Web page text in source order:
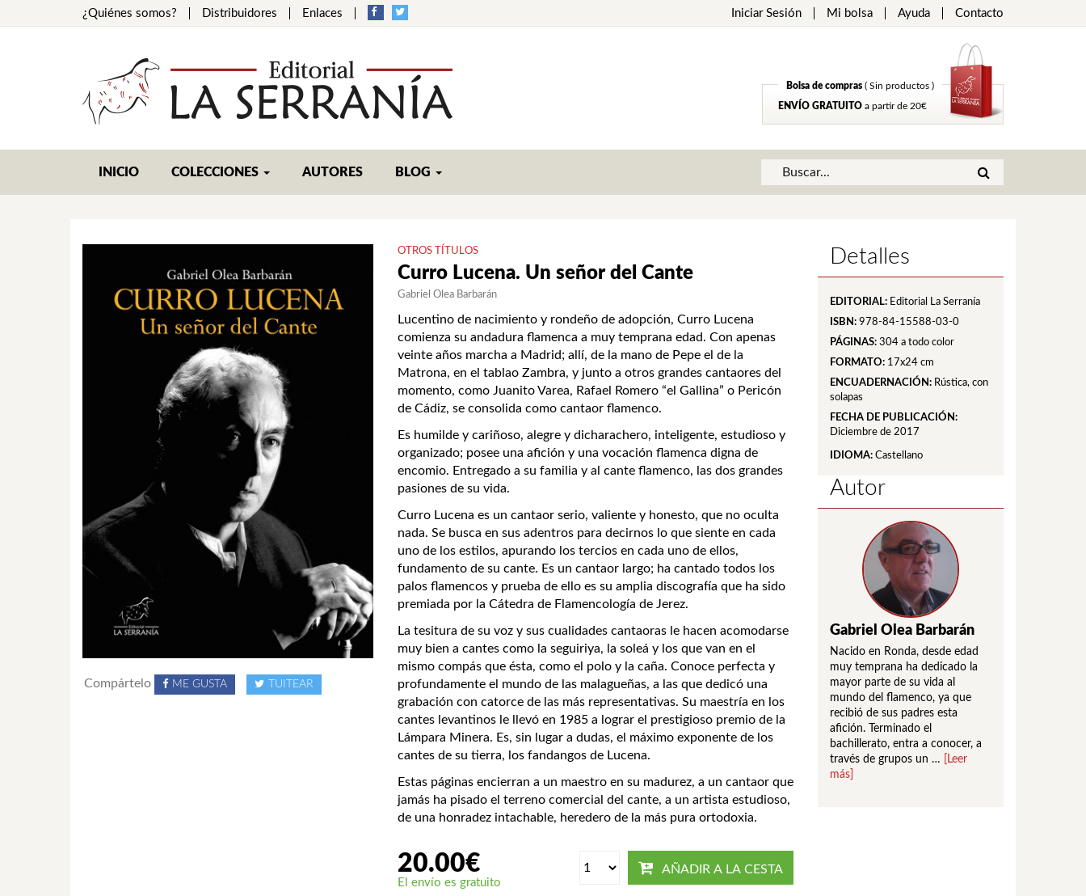
¿Quiénes somos? Distribuidores Enlaces Iniciar Sesión Mi bolsa Ayuda Contacto
Bolsa de compras ( Sin productos )
ENVÍO GRATUITO a partir de 20€
INICIO COLECCIONES AUTORES BLOG
Compártelo ME GUSTA TUITEAR
OTROS TÍTULOS
Curro Lucena. Un señor del Cante
Gabriel Olea Barbarán
Lucentino de nacimiento y rondeño de adopción, Curro Lucena
comienza su andadura flamenca a muy temprana edad. Con apenas
veinte años marcha a Madrid; allí, de la mano de Pepe el de la
Matrona, en el tablao Zambra, y junto a otros grandes cantaores del
momento, como Juanito Varea, Rafael Romero “el Gallina” o Pericón
de Cádiz, se consolida como cantaor flamenco.
Es humilde y cariñoso, alegre y dicharachero, inteligente, estudioso y
organizado; posee una afición y una vocación flamenca digna de
encomio. Entregado a su familia y al cante flamenco, las dos grandes
pasiones de su vida.
Curro Lucena es un cantaor serio, valiente y honesto, que no oculta
nada. Se busca en sus adentros para decirnos lo que siente en cada
uno de los estilos, apurando los tercios en cada uno de ellos,
fundamento de su cante. Es un cantaor largo; ha cantado todos los
palos flamencos y prueba de ello es su amplia discografía que ha sido
premiada por la Cátedra de Flamencología de Jerez.
La tesitura de su voz y sus cualidades cantaoras le hacen acomodarse
muy bien a cantes como la seguiriya, la soleá y los que van en el
mismo compás que ésta, como el polo y la caña. Conoce perfecta y
profundamente el mundo de las malagueñas, a las que dedicó una
grabación con catorce de las más representativas. Su maestría en los
cantes levantinos le llevó en 1985 a lograr el prestigioso premio de la
Lámpara Minera. Es, sin lugar a dudas, el máximo exponente de los
cantes de su tierra, los fandangos de Lucena.
Estas páginas encierran a un maestro en su madurez, a un cantaor que
jamás ha pisado el terreno comercial del cante, a un artista estudioso,
de una honradez intachable, heredero de la más pura ortodoxia.
20.00€
El envío es gratuito
AÑADIR A LA CESTA
Detalles
EDITORIAL: Editorial La Serranía
ISBN: 978-84-15588-03-0
PÁGINAS: 304a todo color
FORMATO: 17x24 cm
ENCUADERNACIÓN: Rústica, con
solapas
FECHA DE PUBLICACIÓN:
Diciembre de 2017
IDIOMA: Castellano
Autor
Gabriel Olea Barbarán
Nacido en Ronda, desde edad
muy temprana ha dedicado la
mayor parte de su vida al
mundo del flamenco, ya que
recibió de sus padres esta
afición. Terminado el
bachillerato, entra a conocer, a
través de grupos un …
[Leer
más]